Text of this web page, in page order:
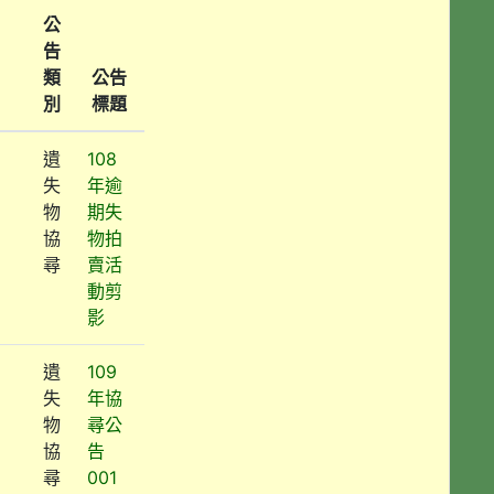
公
告
類
別
公告
標題
遺
失
物
協
尋
108
年逾
期失
物拍
賣活
動剪
影
遺
失
物
協
尋
109
年協
尋公
告
001